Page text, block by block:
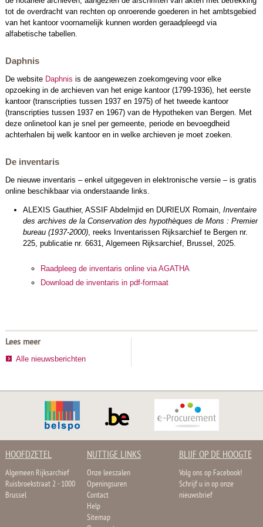
tot de overdracht van rechten op onroerende goederen in het ambtsgebied
van het kantoor voornamelijk kunnen worden geraadpleegd via
alfabetische tabellen.
Daphnis
De website Daphnis is de aangewezen zoekomgeving voor elke
opzoeking in de archieven van het enige kantoor (1799-1936), het eerste
kantoor (transcripties tussen 1937 en 1975) of het tweede kantoor
(transcripties tussen 1937 en 1967) van de Hypotheken van Bergen. Met
deze onlinetool kan je snel per gemeente, periode en bevoegdheid
achterhalen bij welk kantoor en in welke archieven je moet zoeken.
De inventaris
De nieuwe inventaris – enkel uitgegeven in elektronische versie – is gratis
online beschikbaar via onderstaande links.
ALEXIS Gauthier, ASSIF Abdelmjid en DURIEUX Romain, Inventaire
des archives de la Conservation des hypothèques de Mons : Premier
bureau (1937-2000), reeks Inventarissen Rijksarchief te Bergen nr.
225, publicatie nr. 6631, Algemeen Rijksarchief, Brussel, 2025.
Raadpleeg de inventaris online via AGATHA
Download de inventaris in pdf-formaat
Lees meer
Alle nieuwsberichten
HOOFDZETEL
Algemeen Rijksarchief
Ruisbroekstraat 2 - 1000
Brussel
NUTTIGE LINKS
Onze leeszalen
Openingsuren
Contact
Help
Sitemap
BLIJF OP DE HOOGTE
Volg ons op Facebook!
Schrijf u in op onze
nieuwsbrief